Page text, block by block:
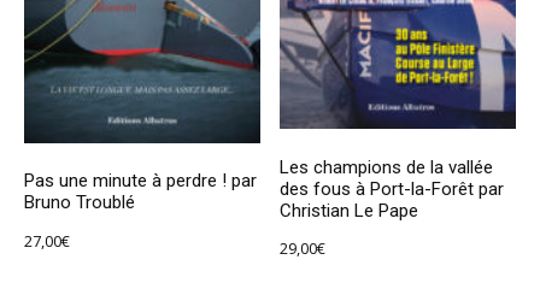
Pas une minute à perdre ! par
Bruno Troublé
27,00€
Les champions de la vallée
des fous à Port-la-Forêt par
Christian Le Pape
29,00€